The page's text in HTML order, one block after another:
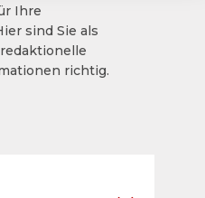
Ihre
sind Sie als
richtig.